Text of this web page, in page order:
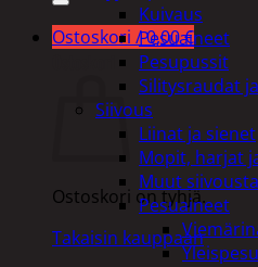
Ostoskori /0,00€
Ostoskori on tyhjä.
Takaisin kauppaan
Kuivaus
Pesuaineet
Pesupussit
Silitysraudat
Siivous
Liinat ja sienet
Mopit, harjat
Muut
Pesuaineet